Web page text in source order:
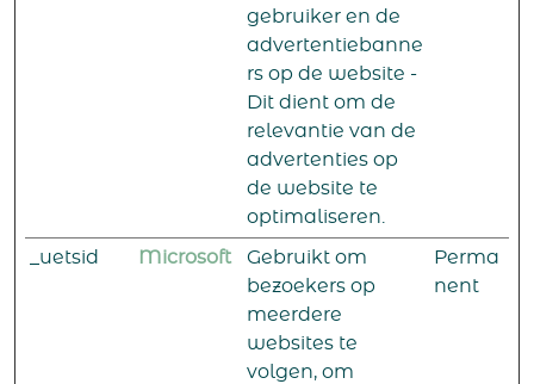
gebruiker en de
advertentiebanne
rs op de website -
Dit dient om de
relevantie van de
advertenties op
de website te
optimaliseren.
_uetsid Microsoft
Gebruikt om
bezoekers op
meerdere
websites te
volgen, om
Perma
nent